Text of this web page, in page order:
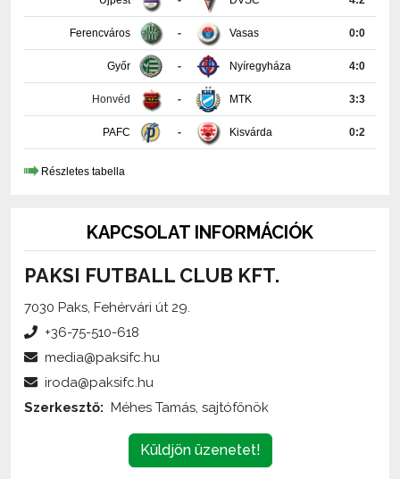
Győr Nyíregyháza 4:0
Honvéd MTK 3:3
PAFC Kisvárda 0:2
Részletes tabella
PAKSI FUTBALL CLUB KFT.
7030 Paks, Fehérvári út 29.
Küldjön üzenetet!